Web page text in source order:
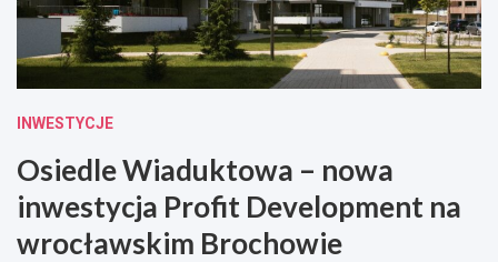
INWESTYCJE
Osiedle Wiaduktowa – nowa
inwestycja Profit Development na
wrocławskim Brochowie